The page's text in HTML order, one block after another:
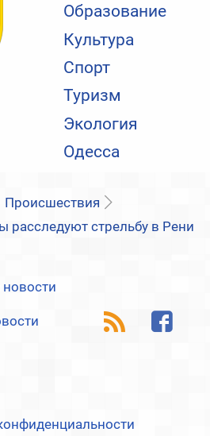
Образование
Культура
Спорт
Туризм
Экология
Одесса
Происшествия
расследуют стрельбу в Рени